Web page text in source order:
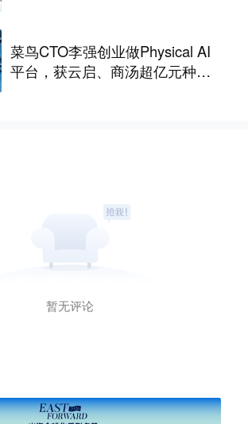
菜鸟CTO李强创业做Physical AI
平台，获云启、商汤超亿元种子
暂无评论